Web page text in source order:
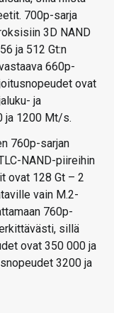
700p-sarja
3D NAND
ja 512 Gt:n
660p-
ovat
ja
ja 1200 Mt/s.
760p-sarjan
NAND-piireihin
ovat 128 Gt – 2
vain M.2-
760p-
sillä
ovat 350 000 ja
3200 ja